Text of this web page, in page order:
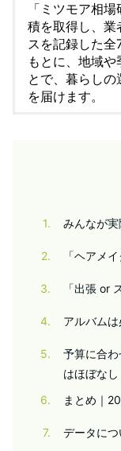
「ミツモア相
積を取得し、業
スを記録した
もとに、地域
とで、暮らしの
を届けます。
1 みんなが
2 「ヘアメ
3 「出張 or
4 アルバム
5
予算に合
はほぼなし
6
まとめ｜
7 データにつ